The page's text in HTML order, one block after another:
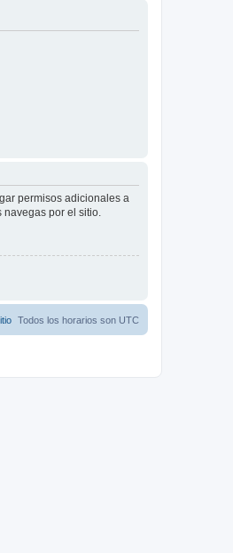
permisos adicionales a
por el sitio.
Todos los horarios son UTC